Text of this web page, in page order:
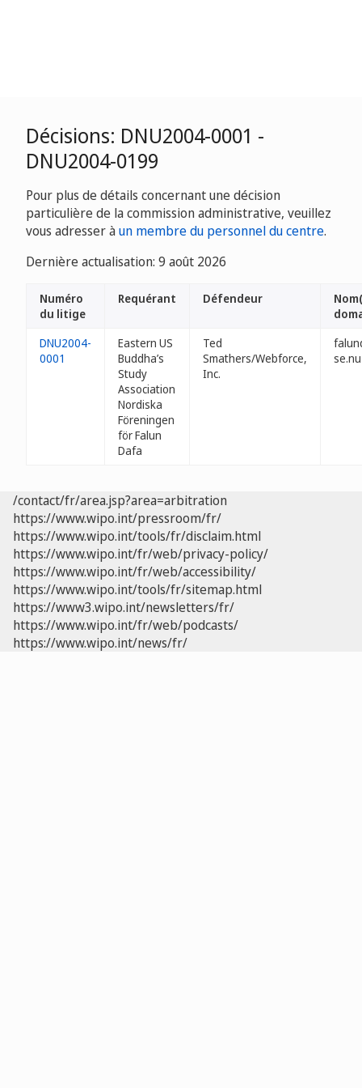
Décisions: DNU2004-0001 -
DNU2004-0199
Pour plus de détails concernant une décision
particulière de la commission administrative, veuillez
vous adresser àun membre du personnel du centre.
Dernière actualisation: 9 août 2026
Numéro
du litige
Requérant Défendeur
DNU2004-
0001
Eastern US
Buddha’s
Study
Association
Nordiska
Föreningen
för Falun
Dafa
Ted
Smathers/Webforce,
Inc.
se.nu
/contact/fr/area.jsp?area=arbitration
https://www.wipo.int/pressroom/fr/
https://www.wipo.int/tools/fr/disclaim.html
https://www.wipo.int/fr/web/privacy-policy/
https://www.wipo.int/fr/web/accessibility/
https://www.wipo.int/tools/fr/sitemap.html
https://www3.wipo.int/newsletters/fr/
https://www.wipo.int/fr/web/podcasts/
https://www.wipo.int/news/fr/